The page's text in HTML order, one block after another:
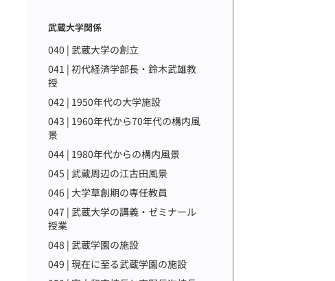
武蔵大学関係
040 | 武蔵大学の創立
041 | 初代経済学部長・鈴木武雄教
授
042 | 1950年代の大学施設
043 | 1960年代から70年代の構内風
景
044 | 1980年代からの構内風景
045 | 武蔵周辺の江古田風景
046 | 大学草創期の専任教員
047 | 武蔵大学の講義・ゼミナール
授業
048 | 武蔵学園の施設
049 | 現在に至る武蔵学園の施設